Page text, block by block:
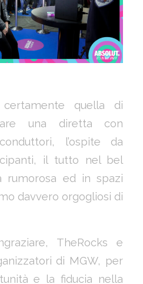
quella di
una diretta con
l’ospite da
il tutto nel bel
rumorosa ed in spazi
davvero orgogliosi di
TheRocks e
di MGW, per
e la fiducia nella